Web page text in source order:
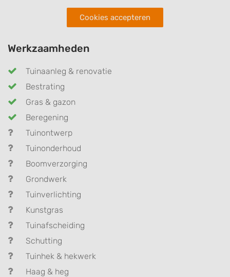
Cookies accepteren
Werkzaamheden
Tuinaanleg & renovatie
Bestrating
Gras & gazon
Beregening
Tuinontwerp
Tuinonderhoud
Boomverzorging
Grondwerk
Tuinverlichting
Kunstgras
Tuinafscheiding
Schutting
Tuinhek & hekwerk
Haag & heg